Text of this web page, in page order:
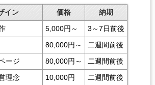
イン 価格
納期
5,000円～
3～7日前後
80,000円～
二週間前後
ージ 80,000円～
二週間前後
理念 10,000円
二週間前後